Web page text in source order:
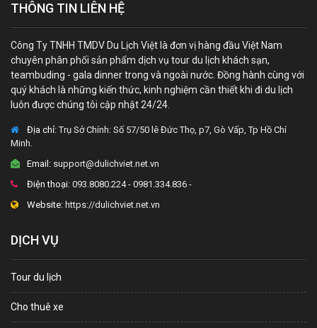
THÔNG TIN LIÊN HỆ
Công Ty TNHH TMDV Du Lịch Việt là đơn vị hàng đầu Việt Nam
chuyên phân phối sản phẩm dịch vụ tour du lịch khách sạn,
teambuding - gala dinner trong và ngoài nước. Đồng hành cùng với
quý khách là những kiến thức, kinh nghiệm cần thiết khi đi du lịch
luôn được chúng tôi cập nhật 24/24.
Địa chỉ:Trụ Sở Chính: Số 57/50 lê Đức Thọ, p7, Gò Vấp, Tp Hồ Chí
Minh.
Email: support@dulichviet.net.vn
Điện thoại: 093.8080.224 - 0981.334.836 -
Website: https://dulichviet.net.vn
DỊCH VỤ
Tour du lịch
Cho thuê xe